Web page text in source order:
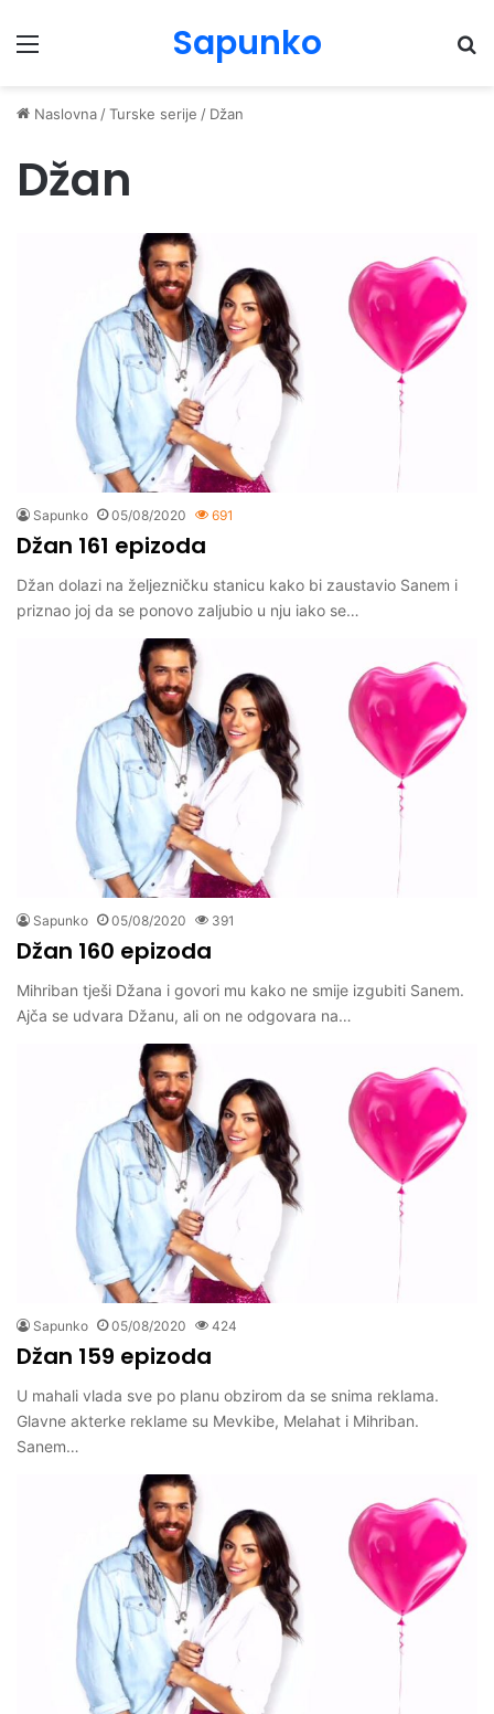
Menu Sapunko
Naslovna /Turske serije / Džan
Džan
Sapunko 05/08/2020 691
Džan 161 epizoda
Džan dolazi na željezničku stanicu kako bi zaustavio Sanem i
priznao joj da se ponovo zaljubio u nju iako se…
Sapunko 05/08/2020 391
Džan 160 epizoda
Mihriban tješi Džana i govori mu kako ne smije izgubiti Sanem.
Ajča se udvara Džanu, ali on ne odgovara na…
Sapunko 05/08/2020 424
Džan 159 epizoda
U mahali vlada sve po planu obzirom da se snima reklama.
Glavne akterke reklame su Mevkibe, Melahat i Mihriban.
Sanem…